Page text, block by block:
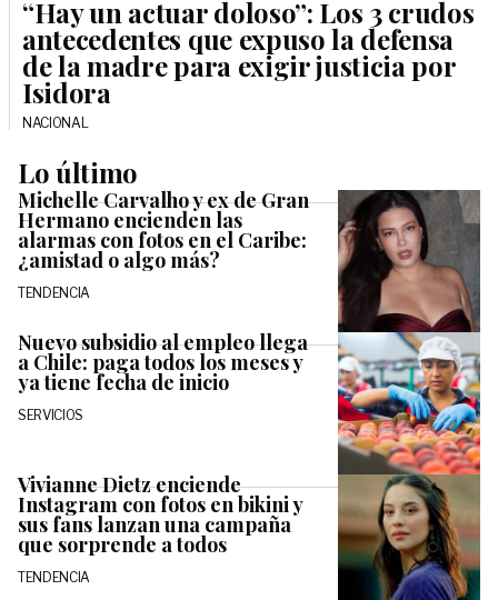
“Hay un actuar doloso”: Los 3 crudos
antecedentes que expuso la defensa
de la madre para exigir justicia por
Isidora
NACIONAL
Lo último
Michelle Carvalho y ex de Gran
Hermano encienden las
alarmas con fotos en el Caribe:
¿amistad o algo más?
TENDENCIA
Nuevo subsidio al empleo llega
a Chile: paga todos los meses y
ya tiene fecha de inicio
SERVICIOS
Vivianne Dietz enciende
Instagram con fotos en bikini y
sus fans lanzan una campaña
que sorprende a todos
TENDENCIA